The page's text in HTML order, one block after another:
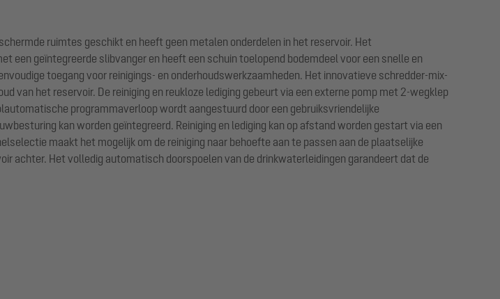
ruimtes geschikt en heeft geen metalen onderdelen in het reservoir. Het
geïntegreerde slibvanger en heeft een schuin toelopend bodemdeel voor een snelle en
toegang voor reinigings- en onderhoudswerkzaamheden. Het innovatieve schredder-mix-
van het reservoir. De reiniging en reukloze lediging gebeurt via een externe pomp met 2-wegklep
programmaverloop wordt aangestuurd door een gebruiksvriendelijke
kan worden geïntegreerd. Reiniging en lediging kan op afstand worden gestart via een
maakt het mogelijk om de reiniging naar behoefte aan te passen aan de plaatselijke
achter. Het volledig automatisch doorspoelen van de drinkwaterleidingen garandeert dat de